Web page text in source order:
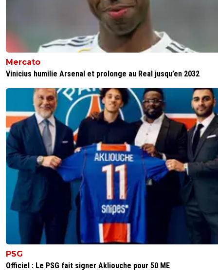
Mercato
Vinicius humilie Arsenal et prolonge au Real jusqu’en 2032
PSG
Officiel : Le PSG fait signer Akliouche pour 50 ME